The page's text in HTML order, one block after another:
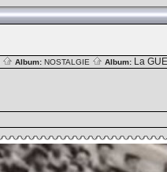
Album: NOSTALGIE Album: La